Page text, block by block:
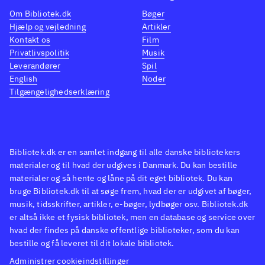
(Playstation 4), The walking
dead (Sæson 2, Xbox One) og
Back to the future - the game
(Playstation 4)
Det er Telltale
Games, der står bag og de har
tidligere fået ros for
4), The walking dead (Sæson 2,
Xbox One) og Back to the future
- the game (Playstation 4)Det er
Telltale Games, der står bag og
de har tidligere fået ros for
kapitelopdelte adventures som
The wolf among us (Playstation
også
Med
Bibliotek.dk er en samlet indgang til alle danske bibliotekers
materialer og til hvad der udgives i Danmark. Du kan bestille
materialer og så hente og låne på dit eget bibliotek. Du kan
bruge Bibliotek.dk til at søge frem, hvad der er udgivet af bøger,
musik, tidsskrifter, artikler, e-bøger, lydbøger osv. Bibliotek.dk
er altså ikke et fysisk bibliotek, men en database og service over
hvad der findes på danske offentlige biblioteker, som du kan
bestille og få leveret til dit lokale bibliotek.
Administrer cookieindstillinger
Om Bibliotek.dk
Hjælp og vejledning
Kontakt os
Privatlivspolitik
Leverandører
English
Tilgængelighedserklæring
Bøger
Artikler
Film
Musik
Spil
Noder